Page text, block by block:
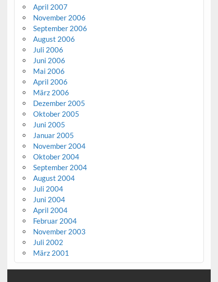
April 2007
November 2006
September 2006
August 2006
Juli 2006
Juni 2006
Mai 2006
April 2006
März 2006
Dezember 2005
Oktober 2005
Juni 2005
Januar 2005
November 2004
Oktober 2004
September 2004
August 2004
Juli 2004
Juni 2004
April 2004
Februar 2004
November 2003
Juli 2002
März 2001